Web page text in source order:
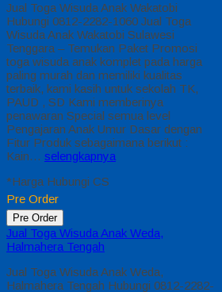
Jual Toga Wisuda Anak Wakatobi
Hubungi 0812-2282-1060 Jual Toga
Wisuda Anak Wakatobi Sulawesi
Tenggara – Temukan Paket Promosi
toga wisuda anak komplet pada harga
paling murah dan memiliki kualitas
terbaik, kami kasih untuk sekolah TK,
PAUD , SD Kami memberinya
penawaran Special semua level
Pengajaran Anak Umur Dasar dengan
Fitur Produk sebagaimana berikut :
Kain… selengkapnya
*Harga Hubungi CS
Pre Order
Pre Order
Jual Toga Wisuda Anak Weda,
Halmahera Tengah
Jual Toga Wisuda Anak Weda,
Halmahera Tengah Hubungi 0812-2282-